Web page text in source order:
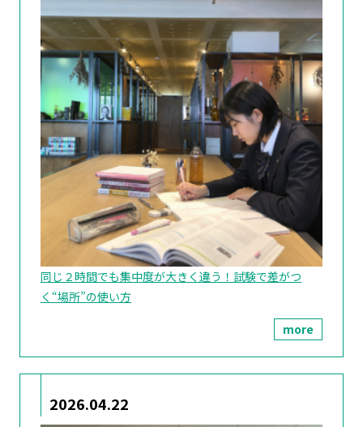
同じ２時間でも集中度が大きく違う！試験で差がつ
く“場所”の使い方
more
2026.04.22